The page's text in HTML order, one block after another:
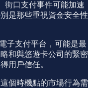
街口支付事件可能加速
是那些重視資金安全性
子支付平台，可能是最
和與悠遊卡公司的緊密
用戶信任。
個時機點的市場行為需